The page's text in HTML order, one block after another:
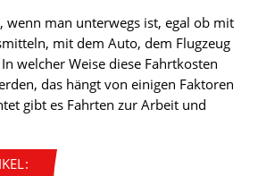
wenn man unterwegs ist, egal ob mit
mit dem Auto, dem Flugzeug
welcher Weise diese Fahrtkosten
das hängt von einigen Faktoren
gibt es Fahrten zur Arbeit und